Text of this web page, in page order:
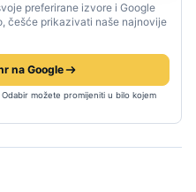
preferirane izvore i Google
češće prikazivati naše najnovije
na Google
možete promijeniti u bilo kojem